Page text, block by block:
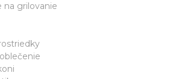
na grilovanie